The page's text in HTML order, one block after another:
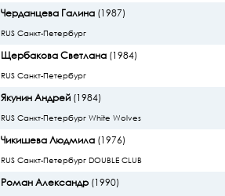
Черданцева Галина(1987)
RUS Санкт-Петербург
Щербакова Светлана(1984)
RUS Санкт-Петербург
Якунин Андрей(1984)
RUS Санкт-Петербург White Wolves
Чикишева Людмила(1976)
RUS Санкт-Петербург DOUBLE CLUB
Роман Александр(1990)